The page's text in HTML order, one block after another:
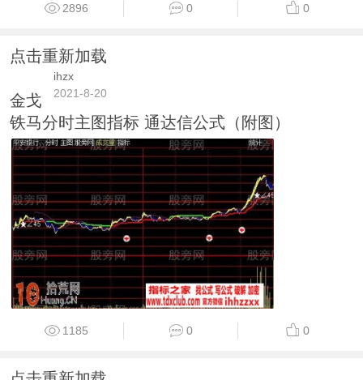
2896 0 0
点击重新加载
ihzx
2021-8-20
金戈
铁马分时主图指标 通达信公式（附图）
1185 0 0